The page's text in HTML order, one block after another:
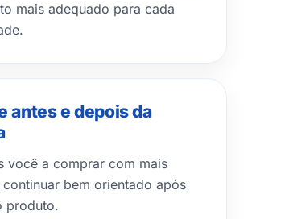
mais adequado para cada
antes e depois da
você a comprar com mais
bem orientado após
produto.